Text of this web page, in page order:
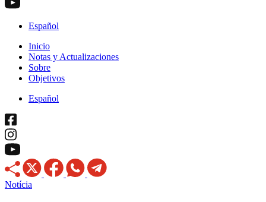
Español
Inicio
Notas y Actualizaciones
Sobre
Objetivos
Español
Notícia